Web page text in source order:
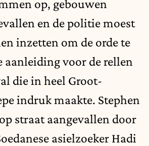
op, gebouwen
en de politie moest
inzetten om de orde te
aanleiding voor de rellen
die in heel Groot-
indruk maakte. Stephen
straat aangevallen door
asielzoeker Hadi